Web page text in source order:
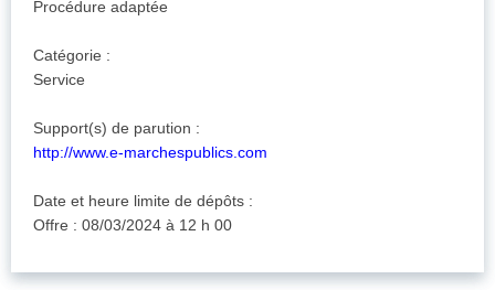
Procédure adaptée
Catégorie :
Service
Support(s) de parution :
http://www.e-marchespublics.com
Date et heure limite de dépôts :
Offre : 08/03/2024 à 12 h 00